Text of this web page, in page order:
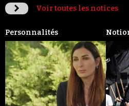
Voir toutes les notices
Personnalités